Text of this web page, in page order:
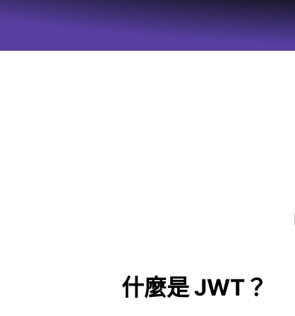
什麼是 JWT？